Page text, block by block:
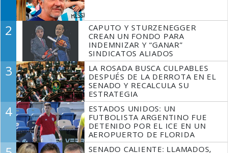
2
CAPUTO Y STURZENEGGER
CREAN UN FONDO PARA
INDEMNIZAR Y “GANAR”
SINDICATOS ALIADOS
3
LA ROSADA BUSCA CULPABLES
DESPUÉS DE LA DERROTA EN EL
SENADO Y RECALCULA SU
ESTRATEGIA
4
ESTADOS UNIDOS: UN
FUTBOLISTA ARGENTINO FUE
DETENIDO POR EL ICE EN UN
AEROPUERTO DE FLORIDA
SENADO CALIENTE: LLAMADOS,